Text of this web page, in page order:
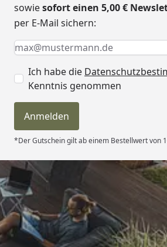
sowiesofort einen 5,00 €
per E-Mail sichern:
Keine Eingabe erforderlich
Eingabe erforderlich
E-Mail *
Ich habe die
Kenntnis genommen
Anmelden
*Der Gutschein gilt ab einem Bestellwert von
Trusted Shops
4,81/ 5